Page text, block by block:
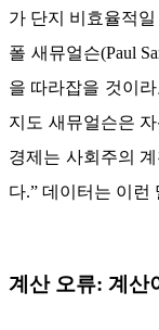
가 단지 비효율적
폴 새뮤얼슨(Paul
을 따라잡을 것이
지도 새뮤얼슨은
경제는 사회주의
다.” 데이터는 이런
계산 오류: 계산